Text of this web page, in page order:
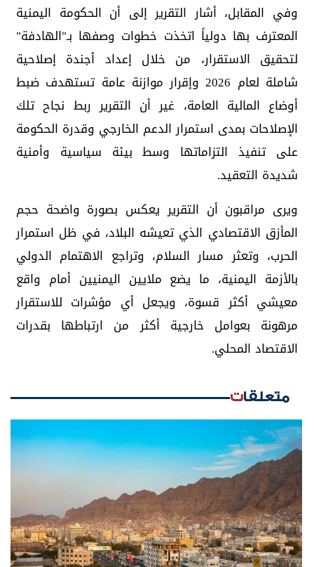
وفي المقابل، أشار التقرير إلى أن الحكومة اليمنية
المعترف بها دولياً اتخذت خطوات وصفها بـ"الهادفة"
لتحقيق الاستقرار، من خلال إعداد أجندة إصلاحية
شاملة لعام 2026 وإقرار موازنة عامة تستهدف ضبط
أوضاع المالية العامة، غير أن التقرير ربط نجاح تلك
الإصلاحات بمدى استمرار الدعم الخارجي وقدرة الحكومة
على تنفيذ التزاماتها وسط بيئة سياسية وأمنية
شديدة التعقيد.
ويرى مراقبون أن التقرير يعكس بصورة واضحة حجم
المأزق الاقتصادي الذي تعيشه البلاد، في ظل استمرار
الحرب، وتعثر مسار السلام، وتراجع الاهتمام الدولي
بالأزمة اليمنية، ما يضع ملايين اليمنيين أمام واقع
معيشي أكثر قسوة، ويجعل أي مؤشرات للاستقرار
مرهونة بعوامل خارجية أكثر من ارتباطها بقدرات
الاقتصاد المحلي.
متعلقات